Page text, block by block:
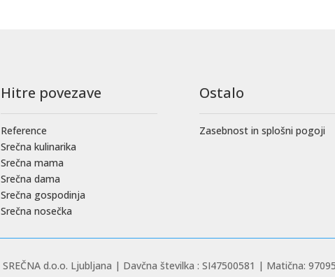
Hitre povezave
Reference
Srečna kulinarika
Srečna mama
Srečna dama
Srečna gospodinja
Srečna nosečka
Ostalo
Zasebnost in splošni pogoji
SREČNA d.o.o. Ljubljana | Davčna številka : SI47500581 | Matična: